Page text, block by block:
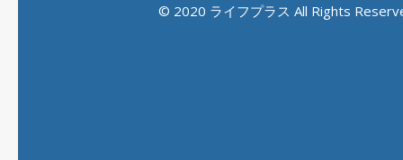
© 2020 ライフプラス All Rights